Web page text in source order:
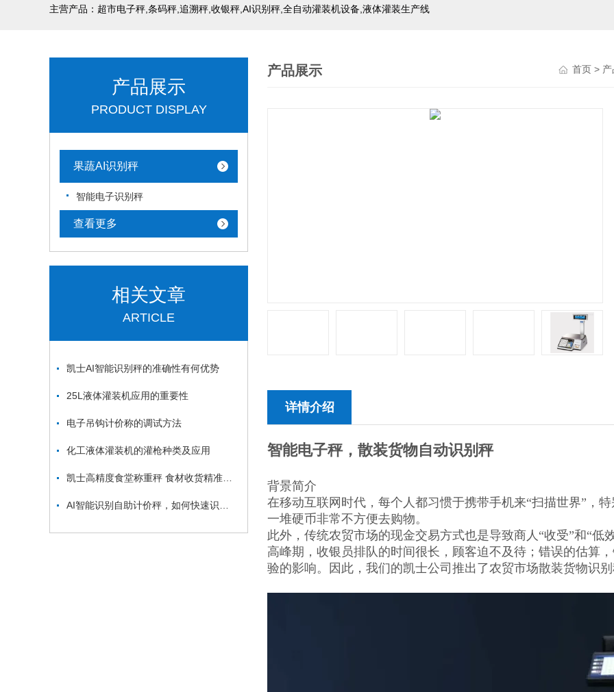
主营产品：超市电子秤,条码秤,追溯秤,收银秤,AI识别秤,全自动灌装机设备,液体灌装生产线
产品展示
PRODUCT DISPLAY
果蔬AI识别秤
智能电子识别秤
查看更多
相关文章
ARTICLE
凯士AI智能识别秤的准确性有何优势
25L液体灌装机应用的重要性
电子吊钩计价称的调试方法
化工液体灌装机的灌枪种类及应用
产品展示 首页 >
详情介绍
智能电子秤，散装货物自动识别秤
背景简介
在移动互联网时代，每个人都习惯于携带手机来“扫描世界”，
一堆硬币非常不方便去购物。
此外，传统农贸市场的现金交易方式也是导致商人“收受”和“
高峰期，收银员排队的时间很长，顾客迫不及待；错误的估算
验的影响。因此，我们的凯士公司推出了农贸市场散装货物识